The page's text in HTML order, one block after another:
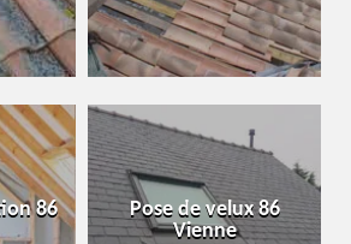
86
Pose de velux 86
Vienne